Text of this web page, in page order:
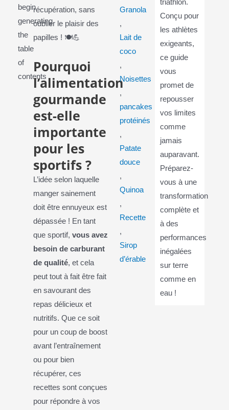
begin
generating
the
table
of
contents
récupération, sans
oublier le plaisir des
papilles ! 🍽️💪
Pourquoi
l’alimentation
gourmande
est-elle
importante
pour les
sportifs ?
L’idée selon laquelle
manger sainement
doit être ennuyeux est
dépassée ! En tant
que sportif,vous avez
besoin de carburant
de qualité, et cela
peut tout à fait être fait
en savourant des
repas délicieux et
nutritifs. Que ce soit
pour un coup de boost
avant l’entraînement
ou pour bien
récupérer, ces
recettes sont conçues
pour répondre à vos
Granola
,
Lait de
coco
,
Noisettes
,
pancakes
protéinés
,
Patate
douce
,
Quinoa
,
Recette
,
Sirop
d’érable
triathlon.
Conçu pour
les athlètes
exigeants,
ce guide
vous
promet de
repousser
vos limites
comme
jamais
auparavant.
Préparez-
vous à une
transformation
complète et
à des
performances
inégalées
sur terre
comme en
eau !